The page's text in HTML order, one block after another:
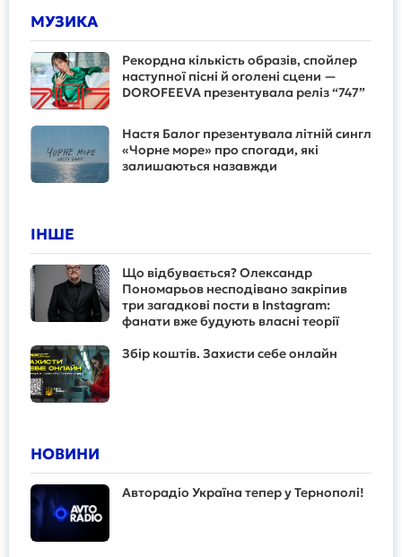
МУЗИКА
Рекордна кількість образів, спойлер
наступної пісні й оголені сцени —
DOROFEEVA презентувала реліз “747”
Настя Балог презентувала літній сингл
«Чорне море» про спогади, які
залишаються назавжди
ІНШЕ
Що відбувається? Олександр
Пономарьов несподівано закріпив
три загадкові пости в Instagram:
фанати вже будують власні теорії
Збір коштів. Захисти себе онлайн
НОВИНИ
Авторадіо Україна тепер у Тернополі!